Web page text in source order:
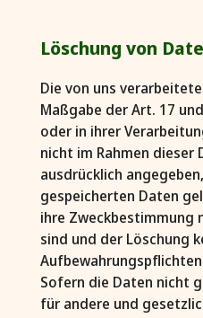
Löschung von
Die von uns
Maßgabe der Art. 17
oder in ihrer
nicht im Rahmen dieser
ausdrücklich
gespeicherten Daten
ihre Zweckbestimmung
sind und der Löschung
Sofern die Daten nicht
für andere und